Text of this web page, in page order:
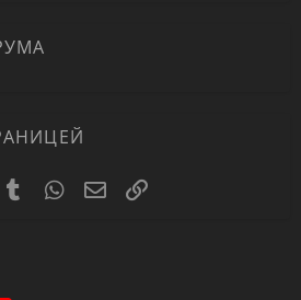
TumblrWhatsAppЭлектронная почта
Ссылка